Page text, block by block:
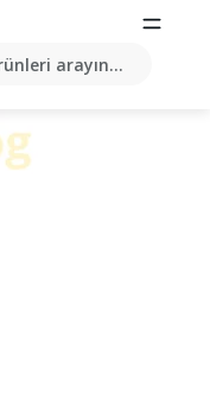
arayın...